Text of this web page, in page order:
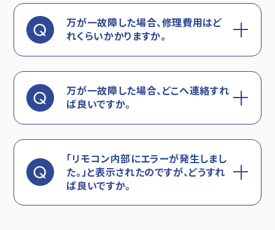
万が一故障した場合、修理費用はど
れくらいかかりますか。
万が一故障した場合、どこへ連絡すれ
ば良いですか。
「リモコン内部にエラーが発生しまし
た。」と表示されたのですが、どうすれ
ば良いですか。